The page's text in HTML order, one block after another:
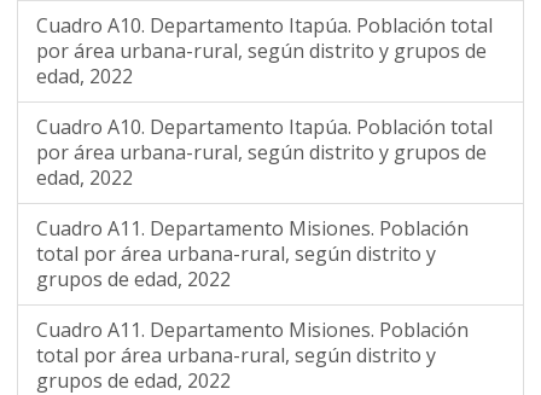
Cuadro A10. Departamento Itapúa. Población total
por área urbana-rural, según distrito y grupos de
edad, 2022
Cuadro A10. Departamento Itapúa. Población total
por área urbana-rural, según distrito y grupos de
edad, 2022
Cuadro A11. Departamento Misiones. Población
total por área urbana-rural, según distrito y
grupos de edad, 2022
Cuadro A11. Departamento Misiones. Población
total por área urbana-rural, según distrito y
grupos de edad, 2022